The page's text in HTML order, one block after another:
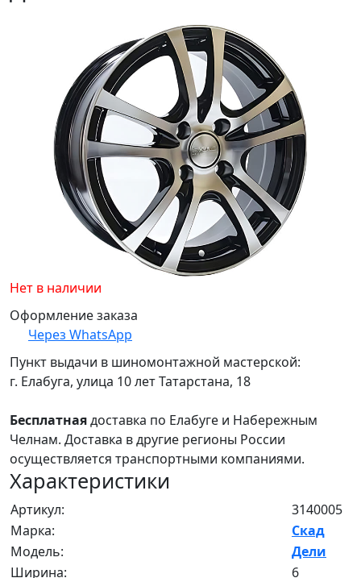
Нет в наличии
Оформление заказа
Через WhatsApp
Пункт выдачи в шиномонтажной мастерской:
г. Елабуга, улица 10 лет Татарстана, 18
Бесплатнаядоставка по Елабуге и Набережным
Челнам. Доставка в другие регионы России
осуществляется транспортными компаниями.
Характеристики
Артикул:
3140005
Марка:
Скад
Модель:
Дели
Ширина:
6